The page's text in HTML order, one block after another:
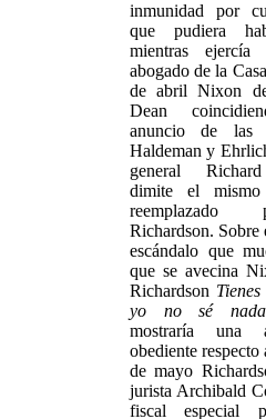
inmunidad por
que pudiera
mientras
abogado de la
de abril Nixon
Dean
anuncio de las
Haldeman y
general
dimite el
Richardson. Sobre
escándalo que
que se avecina
Richardson
yo no sé nada
mostraría una
obediente
de mayo
jurista Archibald
fiscal especial